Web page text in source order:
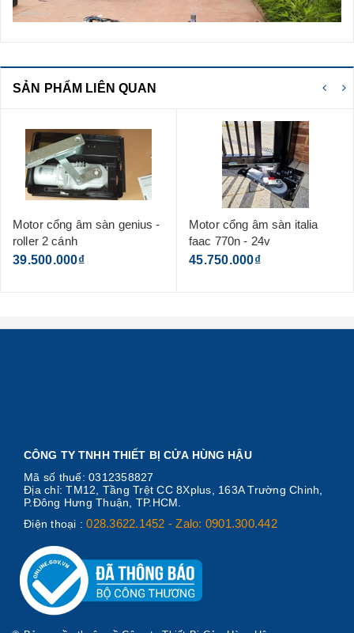
SẢN PHẨM LIÊN QUAN
sàn genius -
Motor cổng âm sàn italia
faac 770n - 24v
Khóa điện
CÔNG TY TNHH THIẾT BỊ CỬA HÙNG HẬU
Mã số thuế: 0312358827
Địa chỉ: TM12, Tầng Trệt CC 8Xplus, 163A Trường Chinh,
P.Đông Hưng Thuận, TP.HCM.
Điện thoại :028.3622.1452 - Zalo: 0901.300.442